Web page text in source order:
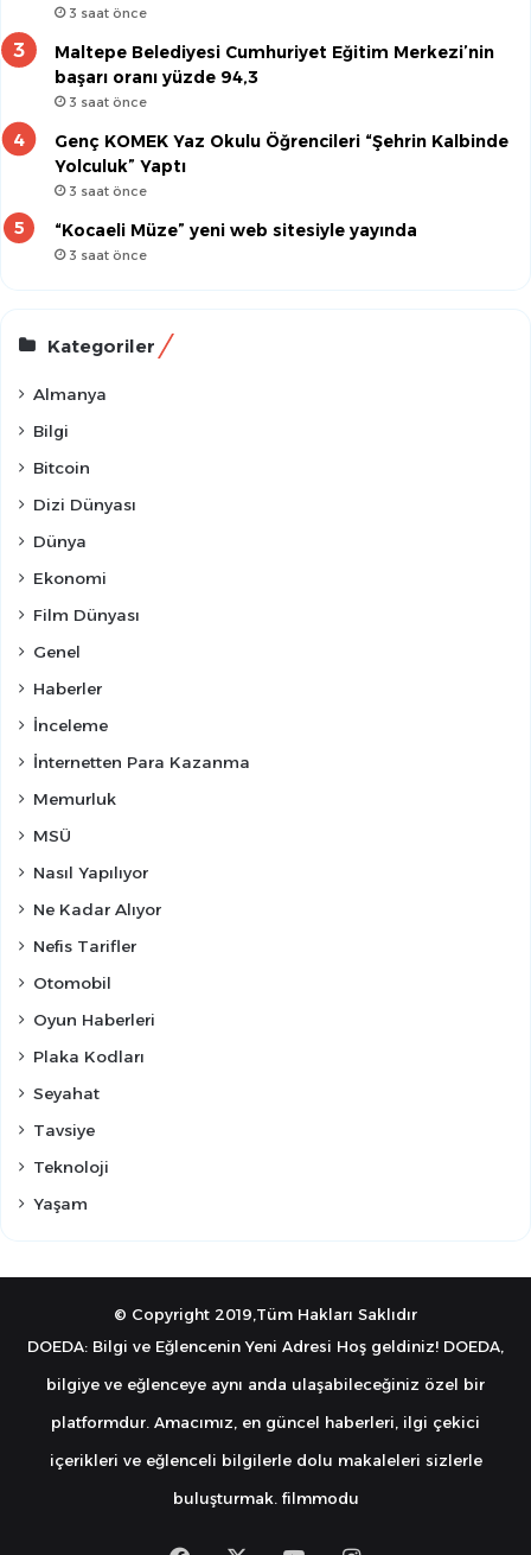
3 saat önce
Maltepe Belediyesi Cumhuriyet Eğitim Merkezi’nin
başarı oranı yüzde 94,3
3 saat önce
Genç KOMEK Yaz Okulu Öğrencileri “Şehrin Kalbinde
Yolculuk” Yaptı
3 saat önce
“Kocaeli Müze” yeni web sitesiyle yayında
3 saat önce
Kategoriler
Almanya
Bilgi
Bitcoin
Dizi Dünyası
Dünya
Ekonomi
Film Dünyası
Genel
Haberler
İnceleme
İnternetten Para Kazanma
Memurluk
MSÜ
Nasıl Yapılıyor
Ne Kadar Alıyor
Nefis Tarifler
Otomobil
Oyun Haberleri
Plaka Kodları
Seyahat
Tavsiye
Teknoloji
Yaşam
© Copyright 2019,Tüm Hakları Saklıdır
DOEDA: Bilgi ve Eğlencenin Yeni Adresi Hoş geldiniz! DOEDA,
bilgiye ve eğlenceye aynı anda ulaşabileceğiniz özel bir
platformdur. Amacımız, en güncel haberleri, ilgi çekici
içerikleri ve eğlenceli bilgilerle dolu makaleleri sizlerle
buluşturmak. filmmodu